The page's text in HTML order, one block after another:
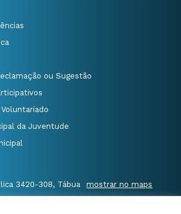
ou Sugestão
da Juventude
3420-308, Tábua mostrar no maps